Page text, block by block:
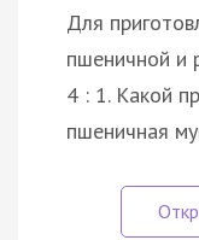
Для
пшеничной и
4 : 1. Какой
пшеничная